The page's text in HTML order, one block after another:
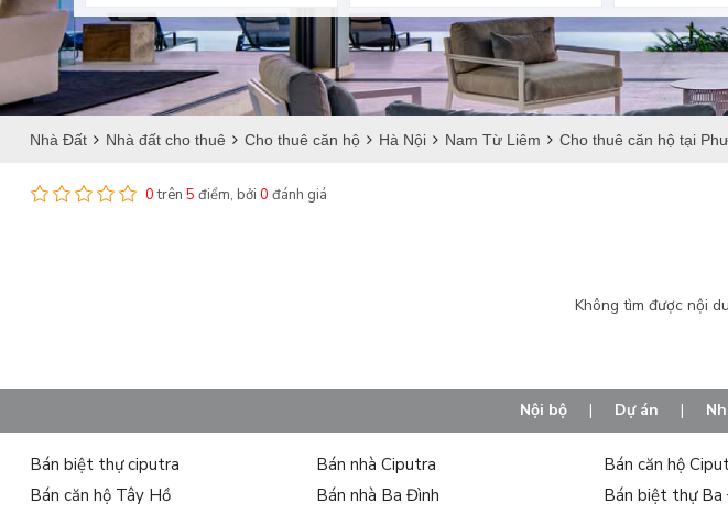
Nhà Đất Nhà đất cho thuê Cho thuê căn hộ Hà Nội Nam Từ Liêm Cho thuê căn hộ tại
0trên 5 điểm, bởi 0 đánh giá
Không tìm được nội
Nội bộ | Dự án |
Bán biệt thự ciputra Bán nhà Ciputra Bán căn hộ
Bán căn hộ Tây Hồ
Bán nhà Ba Đình Bán biệt thự Ba